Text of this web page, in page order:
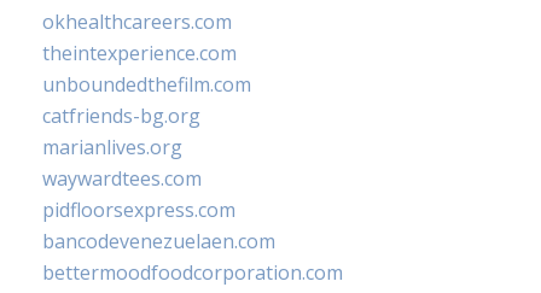
okhealthcareers.com
theintexperience.com
unboundedthefilm.com
catfriends-bg.org
marianlives.org
waywardtees.com
pidfloorsexpress.com
bancodevenezuelaen.com
bettermoodfoodcorporation.com